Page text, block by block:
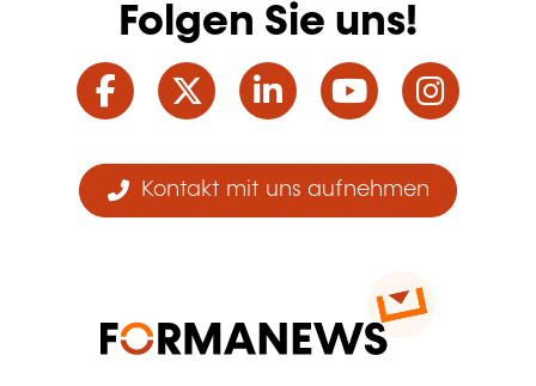
Folgen Sie uns!
Facebook
TwitterLinkedInYouTube
Kontakt mit uns aufnehmen